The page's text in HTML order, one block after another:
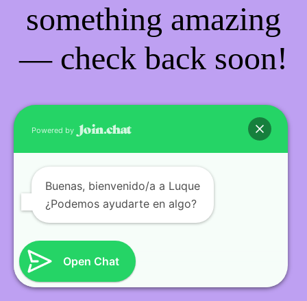
something amazing
— check back soon!
Powered by
Buenas, bienvenido/a a Luque
¿Podemos ayudarte en algo?
Open Chat